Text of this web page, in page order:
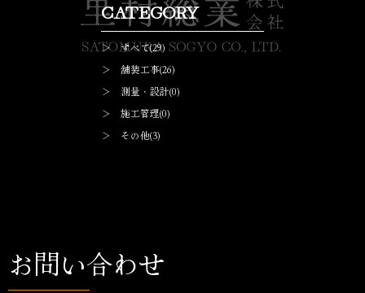
CATEGORY
＞ すべて(29)
＞ 舗装工事(26)
＞ 測量・設計(0)
＞ 施工管理(0)
＞ その他(3)
お問い合わせ